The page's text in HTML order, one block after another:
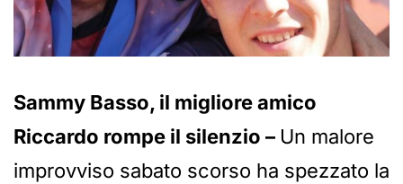
Sammy Basso, il migliore amico
Riccardo rompe il silenzio – Un malore
improvviso sabato scorso ha spezzato la